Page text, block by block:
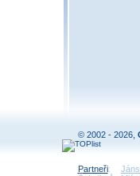
© 2002 - 2026,
Partneři: